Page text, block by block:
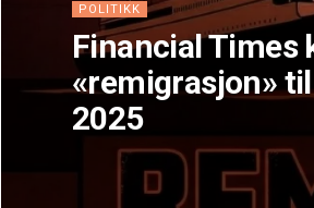
POLITIKK
Financial Times
«remigrasjon»
2025